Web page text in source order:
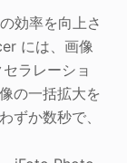
効率を向上さ
には、画像
ラレーショ
の一括拡大を
ずか数秒で、